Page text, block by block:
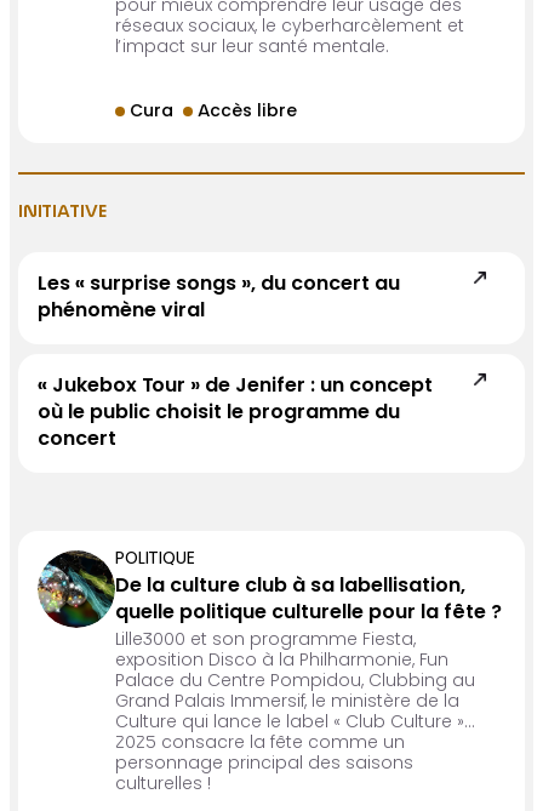
pour mieux comprendre leur usage des
réseaux sociaux, le cyberharcèlement et
l’impact sur leur santé mentale.
Cura Accès libre
INITIATIVE
Les « surprise songs », du concert au
phénomène viral
« Jukebox Tour » de Jenifer : un concept
où le public choisit le programme du
concert
POLITIQUE
De la culture club à sa labellisation,
quelle politique culturelle pour la fête ?
Lille3000 et son programme Fiesta,
exposition Disco à la Philharmonie, Fun
Palace du Centre Pompidou, Clubbing au
Grand Palais Immersif, le ministère de la
Culture qui lance le label « Club Culture »…
2025 consacre la fête comme un
personnage principal des saisons
culturelles !